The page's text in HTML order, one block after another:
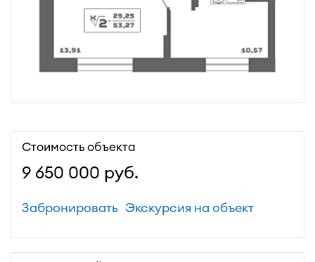
Стоимость объекта
9 650 000 руб.
Экскурсия на объект
Забронировать